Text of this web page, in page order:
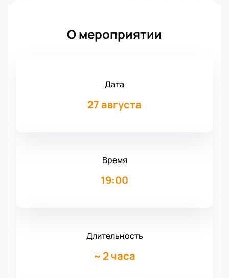
О мероприятии
Дата
27 августа
Время
19:00
Длительность
~ 2 часа